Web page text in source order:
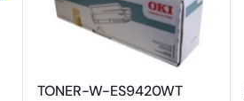
TONER-W-ES9420WT